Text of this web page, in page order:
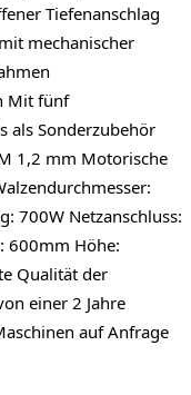
Tiefenanschlag
mechanischer
Mit fünf
als Sonderzubehör
1,2 mm Motorische
700W Netzanschluss:
600mm Höhe:
Qualität der
einer 2 Jahre
auf Anfrage